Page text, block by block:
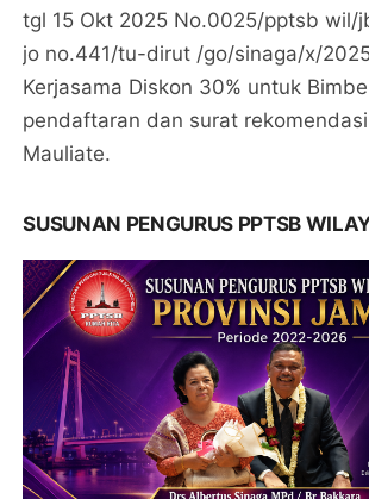
tgl 15 Okt 2025 No.0025/pptsb wil/
jo no.441/tu-dirut /go/sinaga/x/
Kerjasama Diskon 30% untuk
pendaftaran dan surat
Mauliate.
SUSUNAN PENGURUS PPTSB